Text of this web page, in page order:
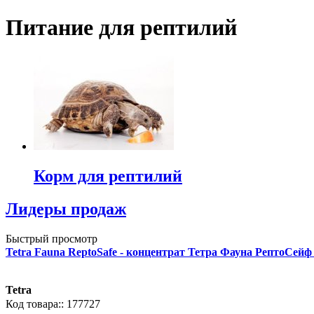
Питание для рептилий
Корм для рептилий
Лидеры продаж
Быстрый просмотр
Tetra Fauna ReptoSafe - концентрат Тетра Фауна
Tetra
177727